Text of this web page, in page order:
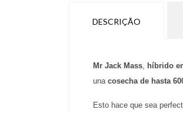
DESCRIÇÃO
Mr Jack Mass híbrido
una cosecha de hasta
Esto hace que sea